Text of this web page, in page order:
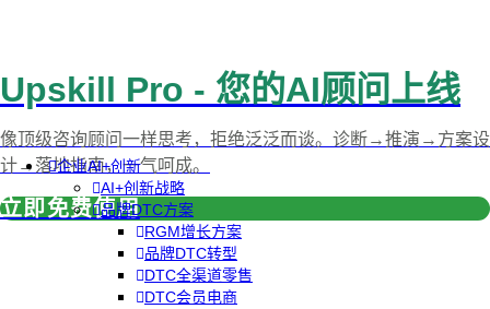
企业AI+创新
AI+创新战略
品牌DTC方案
RGM增长方案
品牌DTC转型
DTC全渠道零售
DTC会员电商
Upskill Pro - 您的AI顾问上线
像顶级咨询顾问一样思考，拒绝泛泛而谈。诊断→推演→方案设
计→落地指南，一气呵成。
立即免费使用